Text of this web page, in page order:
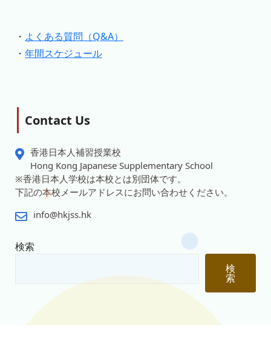
・ よくある質問（Q&A）
・ 年間スケジュール
Contact Us
香港日本人補習授業校
Hong Kong Japanese Supplementary School
※香港日本人学校は本校とは別団体です。
下記の本校メールアドレスにお問い合わせください。
info@hkjss.hk
検索
検
索